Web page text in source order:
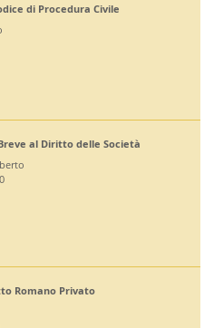
di Procedura Civile
al Diritto delle Società
Romano Privato